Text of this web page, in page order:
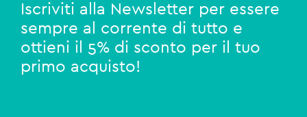
Iscriviti alla Newsletter per essere
sempre al corrente di tutto e
ottieni il 5% di sconto per il tuo
primo acquisto!